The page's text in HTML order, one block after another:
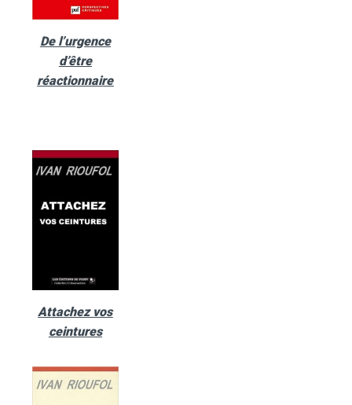
De l’urgence
d’être
réactionnaire
Attachez vos
ceintures